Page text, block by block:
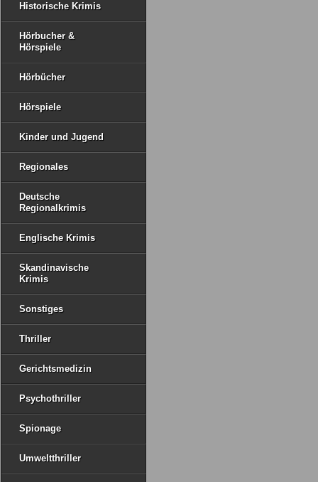
Historische Krimis
Hörbucher &
Hörspiele
Hörbücher
Hörspiele
Kinder und Jugend
Regionales
Deutsche
Regionalkrimis
Englische Krimis
Skandinavische
Krimis
Sonstiges
Thriller
Gerichtsmedizin
Psychothriller
Spionage
Umweltthriller